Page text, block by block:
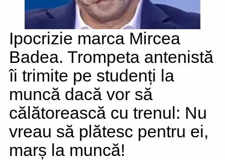
Ipocrizie marca Mircea
Badea. Trompeta antenistă
îi trimite pe studenți la
muncă dacă vor să
călătorească cu trenul: Nu
vreau să plătesc pentru ei,
marș la muncă!